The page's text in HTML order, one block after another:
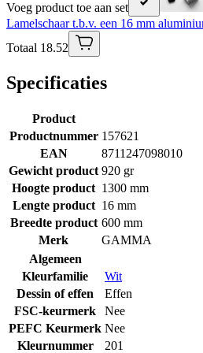
Voeg product toe aan set
Lamelschaar t.b.v. een 16 mm
Totaal 18.52
Specificaties
Product
Productnummer 157621
EAN
8711247098010
Gewicht product 920 gr
Hoogte product 1300 mm
Lengte product 16 mm
Breedte product 600 mm
Merk
GAMMA
Algemeen
Kleurfamilie
Wit
Dessin of effen
Effen
FSC-keurmerk
Nee
PEFC Keurmerk Nee
Kleurnummer
201